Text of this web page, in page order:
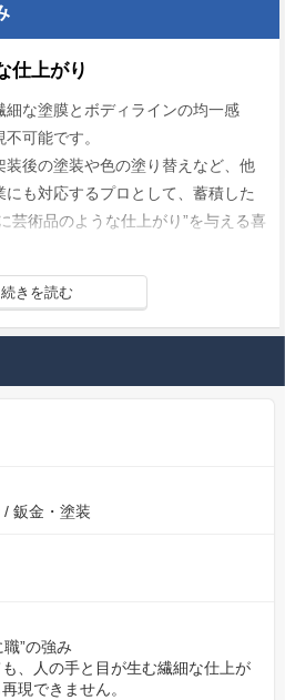
仕上がり
な塗膜とボディラインの均一感
可能です。
後の塗装や色の塗り替えなど、他
も対応するプロとして、蓄積した
芸術品のような仕上がり”を与える喜
厚生
休日と、社宅家賃補助制度をはじめ
仕事とプライベートを両立可能。
る塗装ブースや広大な作業スペース
、スポーツドリンクの支給など、細
プ支援
/ 鈑金・塗装
”の強み
、人の手と目が生む繊細な仕上が
現できません。